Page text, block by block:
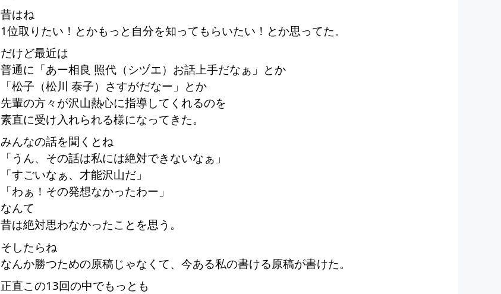
昔はね
1位取りたい！とかもっと自分を知ってもらいたい！とか思ってた。
だけど最近は
普通に「あー相良 照代（シヅエ）お話上手だなぁ」とか
「松子（松川 泰子）さすがだなー」とか
先輩の方々が沢山熱心に指導してくれるのを
素直に受け入れられる様になってきた。
みんなの話を聞くとね
「うん、その話は私には絶対できないなぁ」
「すごいなぁ、才能沢山だ」
「わぁ！その発想なかったわー」
なんて
昔は絶対思わなかったことを思う。
そしたらね
なんか勝つための原稿じゃなくて、今ある私の書ける原稿が書けた。
正直この13回の中でもっとも